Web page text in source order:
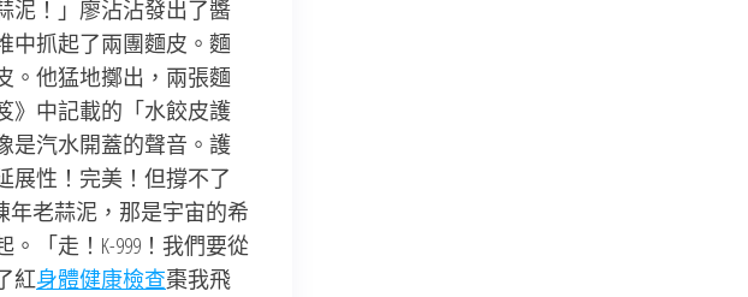
泥！」廖沾沾發出了醬
中抓起了兩團麵皮。麵
。他猛地擲出，兩張麵
》中記載的「水餃皮護
是汽水開蓋的聲音。護
展性！完美！但撐不了
年老蒜泥，那是宇宙的希
「走！K-999！我們要從
紅身體健康檢查棗我飛